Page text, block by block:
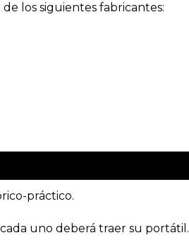
los siguientes fabricantes:
práctico.
uno deberá traer su portátil.